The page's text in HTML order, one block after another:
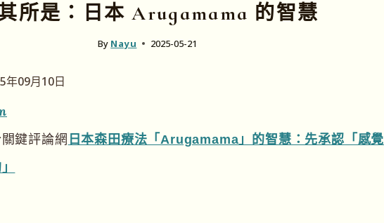
所是：日本 Arugamama 的智慧
By Nayu 2025-05-21
年09月10日
鍵評論網 日本森田療法「Arugamama」的智慧：先承認「感覺